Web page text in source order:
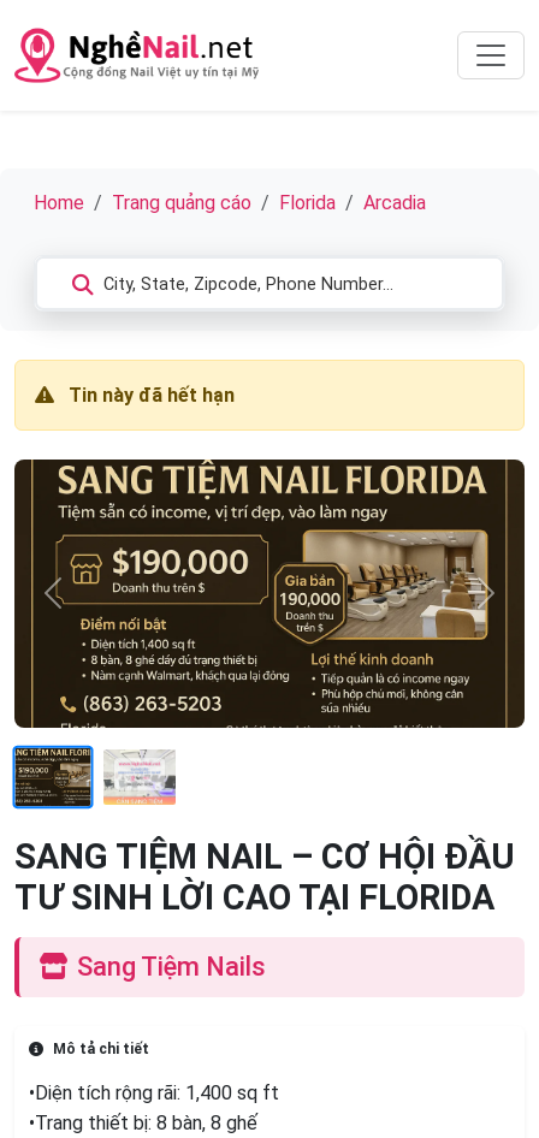
Home Trang quảng cáo Florida Arcadia
Tin này đã hết hạn
Previous Next
SANG TIỆM NAIL – CƠ HỘI ĐẦU
TƯ SINH LỜI CAO TẠI FLORIDA
Sang Tiệm Nails
Mô tả chi tiết
•Diện tích rộng rãi: 1,400 sq ft
•Trang thiết bị: 8 bàn, 8 ghế